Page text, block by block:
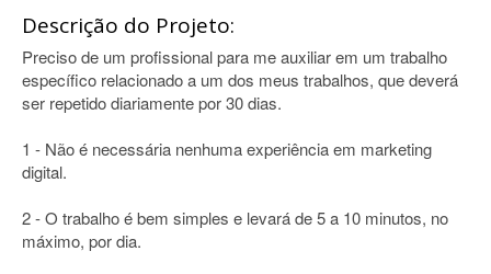
Descrição do Projeto:
Preciso de um profissional para me auxiliar em um trabalho
específico relacionado a um dos meus trabalhos, que deverá
ser repetido diariamente por 30 dias.
1 - Não é necessária nenhuma experiência em marketing
digital.
2 - O trabalho é bem simples e levará de 5 a 10 minutos, no
máximo, por dia.